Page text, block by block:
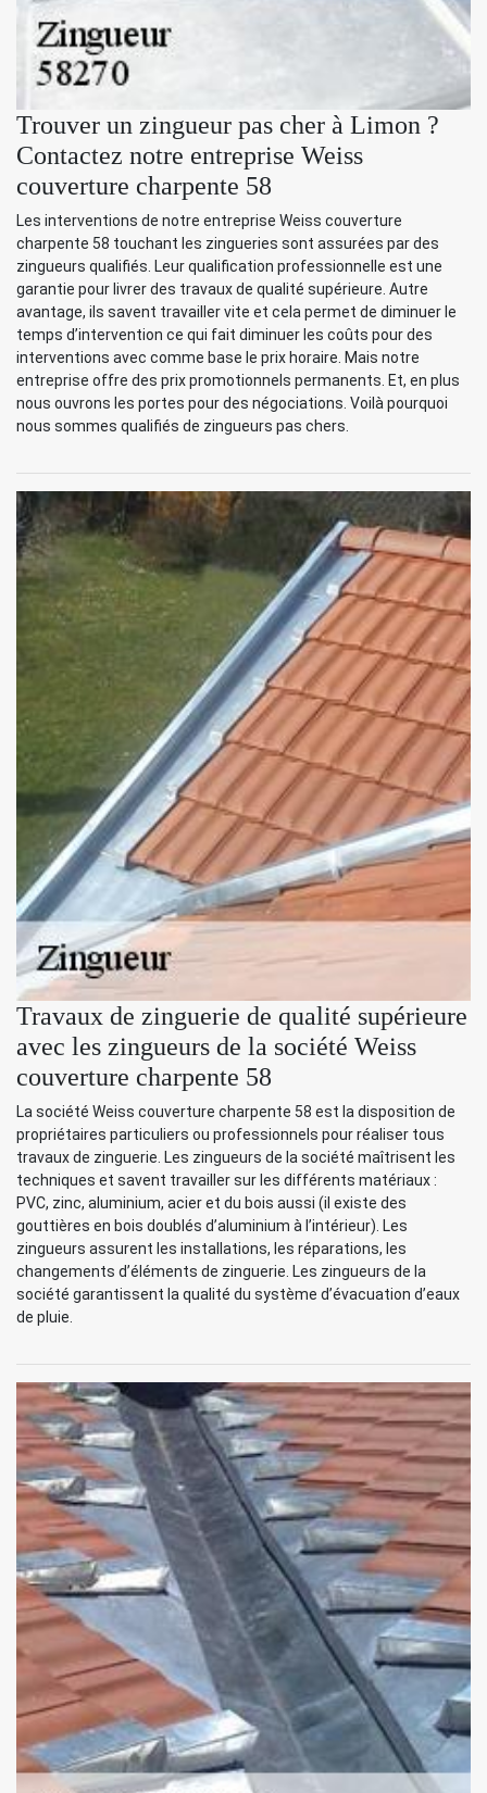
Trouver un zingueur pas cher à Limon ?
Contactez notre entreprise Weiss
couverture charpente 58
Les interventions de notre entreprise Weiss couverture
charpente 58 touchant les zingueries sont assurées par des
zingueurs qualifiés. Leur qualification professionnelle est une
garantie pour livrer des travaux de qualité supérieure. Autre
avantage, ils savent travailler vite et cela permet de diminuer le
temps d’intervention ce qui fait diminuer les coûts pour des
interventions avec comme base le prix horaire. Mais notre
entreprise offre des prix promotionnels permanents. Et, en plus
nous ouvrons les portes pour des négociations. Voilà pourquoi
nous sommes qualifiés de zingueurs pas chers.
Travaux de zinguerie de qualité supérieure
avec les zingueurs de la société Weiss
couverture charpente 58
La société Weiss couverture charpente 58 est la disposition de
propriétaires particuliers ou professionnels pour réaliser tous
travaux de zinguerie. Les zingueurs de la société maîtrisent les
techniques et savent travailler sur les différents matériaux :
PVC, zinc, aluminium, acier et du bois aussi (il existe des
gouttières en bois doublés d’aluminium à l’intérieur). Les
zingueurs assurent les installations, les réparations, les
changements d’éléments de zinguerie. Les zingueurs de la
société garantissent la qualité du système d’évacuation d’eaux
de pluie.